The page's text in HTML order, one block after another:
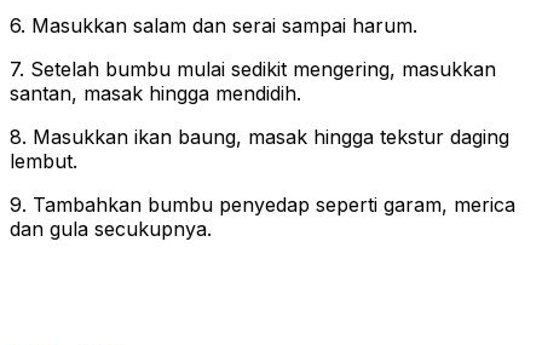
6. Masukkan salam dan serai sampai harum.
7. Setelah bumbu mulai sedikit mengering, masukkan
santan, masak hingga mendidih.
8. Masukkan ikan baung, masak hingga tekstur daging
lembut.
9. Tambahkan bumbu penyedap seperti garam, merica
dan gula secukupnya.